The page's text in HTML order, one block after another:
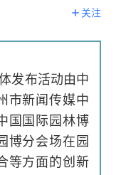
关注
发布活动由中
市新闻传媒中
国国际园林博
博分会场在园
等方面的创新